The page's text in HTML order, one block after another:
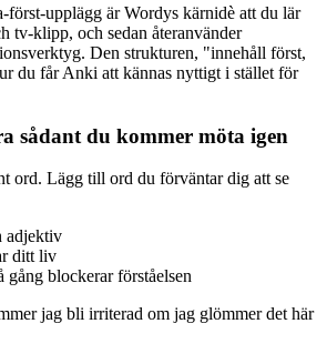
först-upplägg är Wordys kärnidè att du lär
tv-klipp, och sedan återanvänder
Den strukturen, "innehåll först,
du får Anki att kännas nyttigt i stället för
sådant du kommer möta igen
ord. Lägg till ord du förväntar dig att se
adjektiv
ditt liv
gång blockerar förståelsen
jag bli irriterad om jag glömmer det här